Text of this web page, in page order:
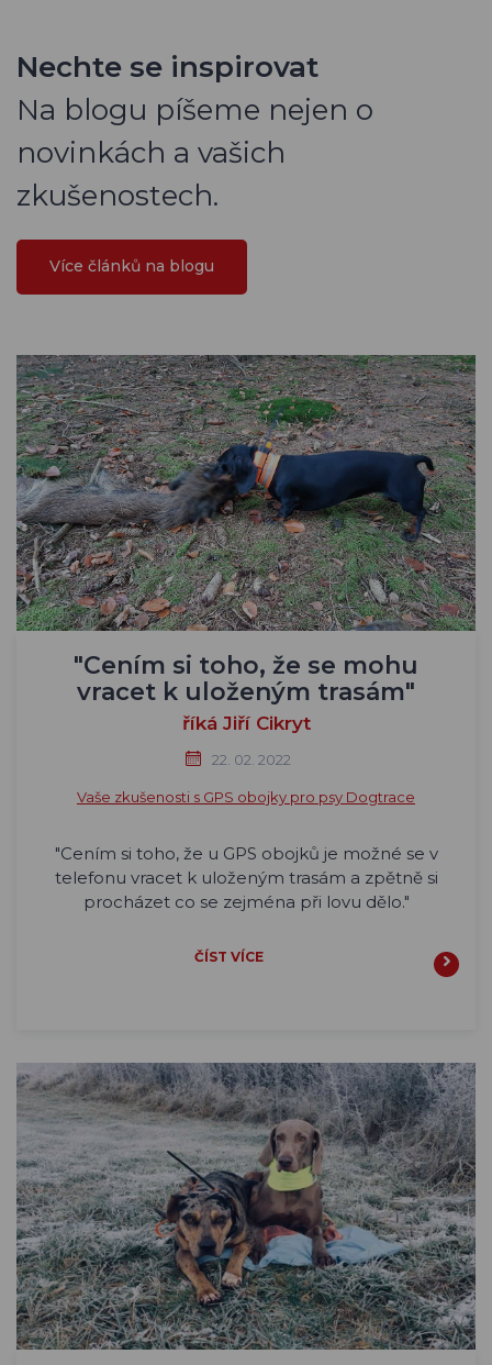
Nechte se inspirovat
Na blogu píšeme nejen o
novinkách a vašich
zkušenostech.
Více článků na blogu
"Cením si toho, že se mohu
vracet k uloženým trasám"
říká Jiří Cikryt
22. 02. 2022
Vaše zkušenosti s GPS obojky pro psy Dogtrace
"Cením si toho, že u GPS obojků je možné se v
telefonu vracet k uloženým trasám a zpětně si
procházet co se zejména při lovu dělo."
ČÍST VÍCE